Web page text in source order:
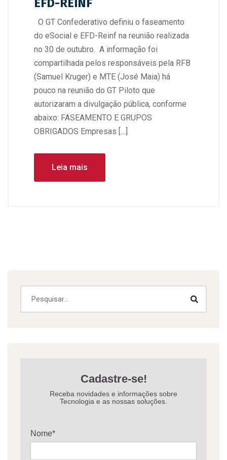
EFD-REINF
O GT Confederativo definiu o faseamento
do eSocial e EFD-Reinf na reunião realizada
no 30 de outubro. A informação foi
compartilhada pelos responsáveis pela RFB
(Samuel Kruger) e MTE (José Maia) há
pouco na reunião do GT Piloto que
autorizaram a divulgação pública, conforme
abaixo: FASEAMENTO E GRUPOS
OBRIGADOS Empresas […]
Leia mais
Cadastre-se!
Receba novidades e informações sobre
Tecnologia e as nossas soluções.
Nome*